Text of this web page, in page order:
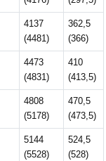
4137
(4481)
362,5
(366)
4473
(4831)
410
(413,5)
4808
(5178)
470,5
(473,5)
5144
(5528)
524,5
(528)